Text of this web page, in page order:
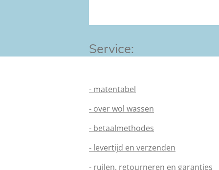
Service:
- matentabel
- over wol wassen
- betaalmethodes
- levertijd en verzenden
- ruilen, retourneren en garanties